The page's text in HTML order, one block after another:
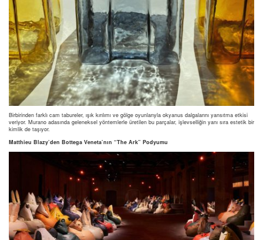
Birbirinden farklı cam tabureler, ışık kırılımı ve gölge oyunlarıyla okyanus dalgalarını yansıtma etkisi
veriyor. Murano adasında geleneksel yöntemlerle üretilen bu parçalar, işlevselliğin yanı sıra estetik bir
kimlik de taşıyor.
Matthieu Blazy’den Bottega Veneta’nın “The Ark” Podyumu